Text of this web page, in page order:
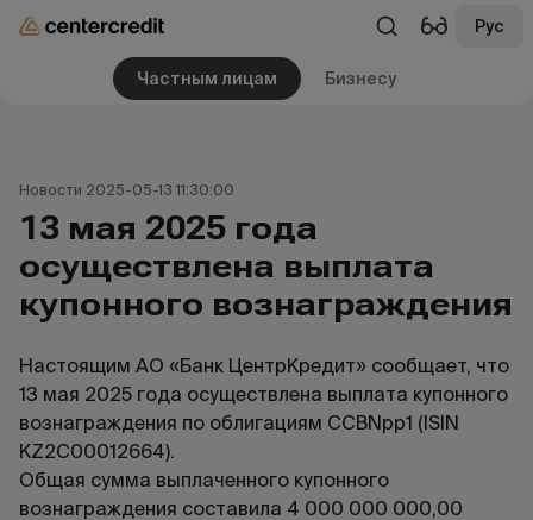
Рус
Частным лицам Бизнесу
Новости 2025-05-13 11:30:00
13 мая 2025 года
осуществлена выплата
купонного вознаграждения
Настоящим АО «Банк ЦентрКредит» сообщает, что
13 мая 2025 года осуществлена выплата купонного
вознаграждения по облигациям CCBNpp1 (ISIN
KZ2C00012664).
Общая сумма выплаченного купонного
вознаграждения составила 4 000 000 000,00